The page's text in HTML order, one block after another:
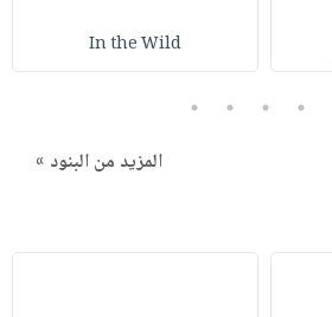
In the Wild
2
3
4
5
المزيد من البنود »